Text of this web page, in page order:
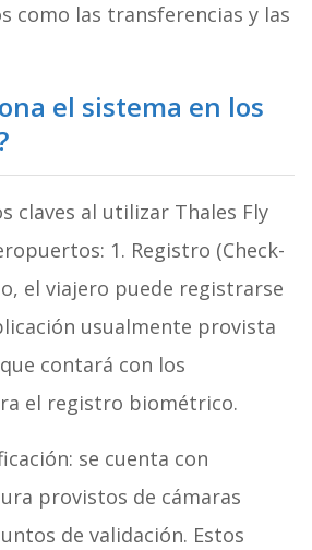
como las transferencias y las
el sistema en los
claves al utilizar Thales Fly
1. Registro (Check-
el viajero puede registrarse
usualmente provista
contará con los
el registro biométrico.
se cuenta con
provistos de cámaras
de validación. Estos